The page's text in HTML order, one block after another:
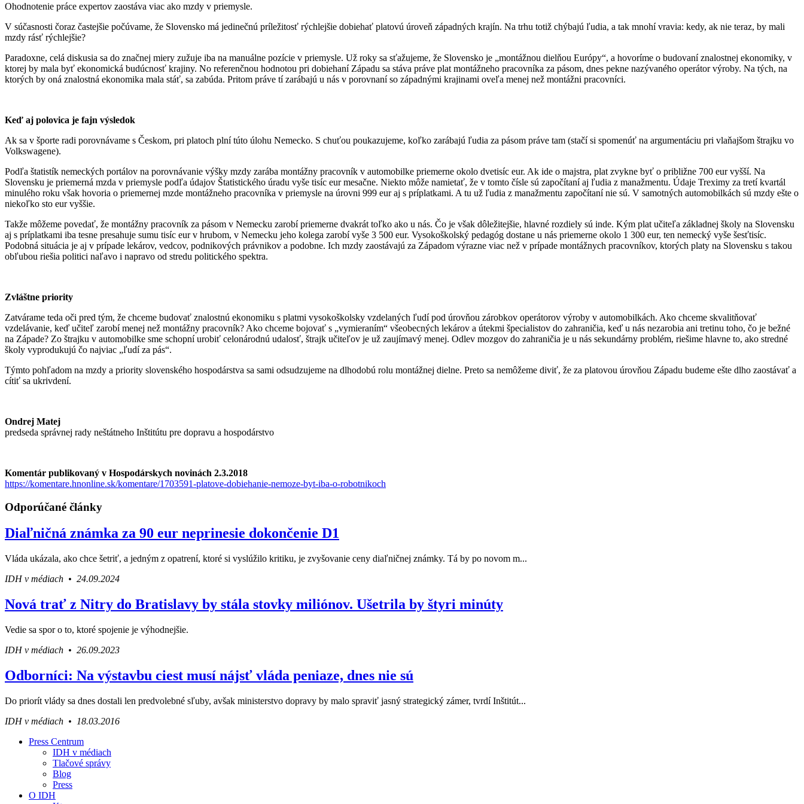
Ohodnotenie práce expertov zaostáva viac ako mzdy v priemysle.
V súčasnosti čoraz častejšie počúvame, že Slovensko má jedinečnú príležitosť rýchlejšie dobiehať platovú úroveň západných krajín. Na trhu totiž chýbajú ľudia, a tak mnohí vravia: kedy, ak nie teraz, by mali
mzdy rásť rýchlejšie?
Paradoxne, celá diskusia sa do značnej miery zužuje iba na manuálne pozície v priemysle. Už roky sa sťažujeme, že Slovensko je „montážnou dielňou Európy“, a hovoríme o budovaní znalostnej ekonomiky, v
ktorej by mala byť ekonomická budúcnosť krajiny. No referenčnou hodnotou pri dobiehaní Západu sa stáva práve plat montážneho pracovníka za pásom, dnes pekne nazývaného operátor výroby. Na tých, na
ktorých by oná znalostná ekonomika mala stáť, sa zabúda. Pritom práve tí zarábajú u nás v porovnaní so západnými krajinami oveľa menej než montážni pracovníci.
Keď aj polovica je fajn výsledok
Ak sa v športe radi porovnávame s Českom, pri platoch plní túto úlohu Nemecko. S chuťou poukazujeme, koľko zarábajú ľudia za pásom práve tam (stačí si spomenúť na argumentáciu pri vlaňajšom štrajku vo
Volkswagene).
Podľa štatistík nemeckých portálov na porovnávanie výšky mzdy zarába montážny pracovník v automobilke priemerne okolo dvetisíc eur. Ak ide o majstra, plat zvykne byť o približne 700 eur vyšší. Na
Slovensku je priemerná mzda v priemysle podľa údajov Štatistického úradu vyše tisíc eur mesačne. Niekto môže namietať, že v tomto čísle sú započítaní aj ľudia z manažmentu. Údaje Treximy za tretí kvartál
minulého roku však hovoria o priemernej mzde montážneho pracovníka v priemysle na úrovni 999 eur aj s príplatkami. A tu už ľudia z manažmentu započítaní nie sú. V samotných automobilkách sú mzdy ešte o
niekoľko sto eur vyššie.
Takže môžeme povedať, že montážny pracovník za pásom v Nemecku zarobí priemerne dvakrát toľko ako u nás. Čo je však dôležitejšie, hlavné rozdiely sú inde. Kým plat učiteľa základnej školy na Slovensku
aj s príplatkami iba tesne presahuje sumu tisíc eur v hrubom, v Nemecku jeho kolega zarobí vyše 3 500 eur. Vysokoškolský pedagóg dostane u nás priemerne okolo 1 300 eur, ten nemecký vyše šesťtisíc.
Podobná situácia je aj v prípade lekárov, vedcov, podnikových právnikov a podobne. Ich mzdy zaostávajú za Západom výrazne viac než v prípade montážnych pracovníkov, ktorých platy na Slovensku s takou
obľubou riešia politici naľavo i napravo od stredu politického spektra.
Zvláštne priority
Zatvárame teda oči pred tým, že chceme budovať znalostnú ekonomiku s platmi vysokoškolsky vzdelaných ľudí pod úrovňou zárobkov operátorov výroby v automobilkách. Ako chceme skvalitňovať
vzdelávanie, keď učiteľ zarobí menej než montážny pracovník? Ako chceme bojovať s „vymieraním“ všeobecných lekárov a útekmi špecialistov do zahraničia, keď u nás nezarobia ani tretinu toho, čo je bežné
na Západe? Zo štrajku v automobilke sme schopní urobiť celonárodnú udalosť, štrajk učiteľov je už zaujímavý menej. Odlev mozgov do zahraničia je u nás sekundárny problém, riešime hlavne to, ako stredné
školy vyprodukujú čo najviac „ľudí za pás“.
Týmto pohľadom na mzdy a priority slovenského hospodárstva sa sami odsudzujeme na dlhodobú rolu montážnej dielne. Preto sa nemôžeme diviť, že za platovou úrovňou Západu budeme ešte dlho zaostávať a
cítiť sa ukrivdení.
Ondrej Matej
predseda správnej rady neštátneho Inštitútu pre dopravu a hospodárstvo
Komentár publikovaný v Hospodárskych novinách 2.3.2018
https://komentare.hnonline.sk/komentare/1703591-platove-dobiehanie-nemoze-byt-iba-o-robotnikoch
Odporúčané články
Diaľničná známka za 90 eur neprinesie dokončenie D1
Vláda ukázala, ako chce šetriť, a jedným z opatrení, ktoré si vyslúžilo kritiku, je zvyšovanie ceny diaľničnej známky. Tá by po novom m...
IDH v médiach • 24.09.2024
Nová trať z Nitry do Bratislavy by stála stovky miliónov. Ušetrila by štyri minúty
Vedie sa spor o to, ktoré spojenie je výhodnejšie.
IDH v médiach • 26.09.2023
Odborníci: Na výstavbu ciest musí nájsť vláda peniaze, dnes nie sú
Do priorít vlády sa dnes dostali len predvolebné sľuby, avšak ministerstvo dopravy by malo spraviť jasný strategický zámer, tvrdí Inštitút...
IDH v médiach • 18.03.2016
Váš sprievodca svetom infraštruktúry a ekonomiky
Press Centrum
IDH v médiach
Tlačové správy
Blog
Press
O IDH